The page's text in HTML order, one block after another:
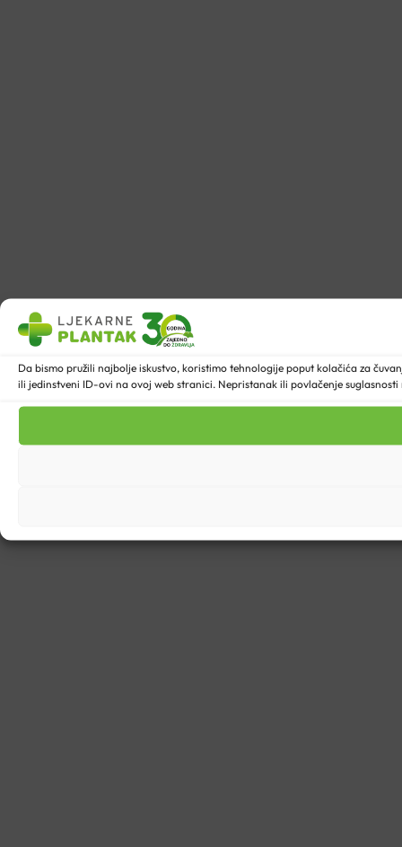
Da bismo pružili najbolje iskustvo, koristimo tehnologije poput kolačića za
ili jedinstveni ID-ovi na ovoj web stranici. Nepristanak ili povlačenje